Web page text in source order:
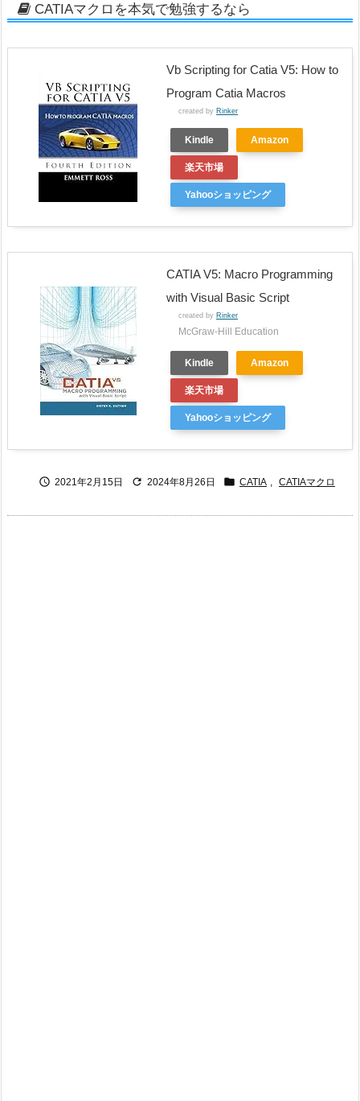
CATIAマクロを本気で勉強するなら
Vb Scripting for Catia V5: How to
Program Catia Macros
created by Rinker
Kindle Amazon
楽天市場
Yahooショッピング
CATIA V5: Macro Programming
with Visual Basic Script
created by Rinker
McGraw-Hill Education
Kindle Amazon
楽天市場
Yahooショッピング
 2021年2月15日  2024年8月26日  CATIA , CATIAマクロ